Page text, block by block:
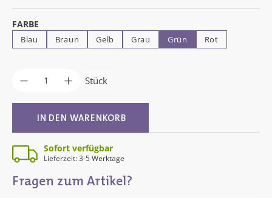
FARBE
Blau Braun Gelb Grau Grün Rot
Produkt Anzahl: Gib den gewünschten
Stück
IN DEN WARENKORB
Sofort verfügbar
Lieferzeit: 3-5 Werktage
Fragen zum Artikel?